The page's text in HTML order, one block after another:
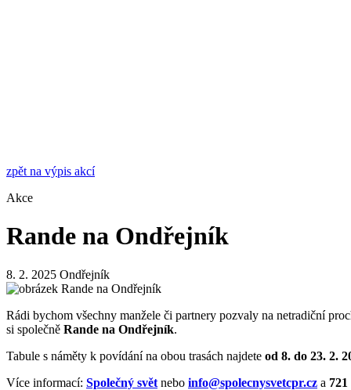
zpět na výpis akcí
Akce
Rande na Ondřejník
8. 2. 2025 Ondřejník
Rádi bychom všechny manžele či partnery pozvaly na netradiční
si společně Rande na Ondřejník.
Tabule s náměty k povídání na obou trasách najdete od 8. do 23. 2.
Více informací: Společný svět nebo info@spolecnysvetcpr.cz a 721